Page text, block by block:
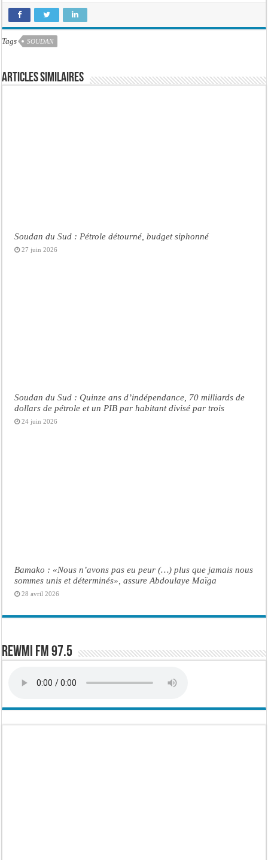
Tags SOUDAN
Articles similaires
Soudan du Sud : Pétrole détourné, budget siphonné
27 juin 2026
Soudan du Sud : Quinze ans d’indépendance, 70 milliards de
dollars de pétrole et un PIB par habitant divisé par trois
24 juin 2026
Bamako : «Nous n’avons pas eu peur (…) plus que jamais nous
sommes unis et déterminés», assure Abdoulaye Maïga
28 avril 2026
Rewmi FM 97.5